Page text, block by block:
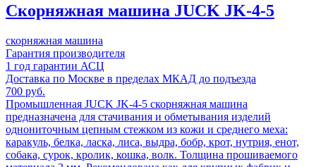
Скорняжная машина JUCK JK-4-5
скорняжная машина
Гарантия производителя
1 год гарантии АСЦ
Доставка по Москве в пределах МКАД до подъезда
700 руб.
Промышленная JUCK JK-4-5 скорняжная машина
предназначена для стачивания и обметывания изделий
однониточным цепным стежком из кожи и среднего меха:
каракуль, белка, ласка, лиса, выдра, бобр, крот, нутрия, енот,
собака, сурок, кролик, кошка, волк. Толщина прошиваемого